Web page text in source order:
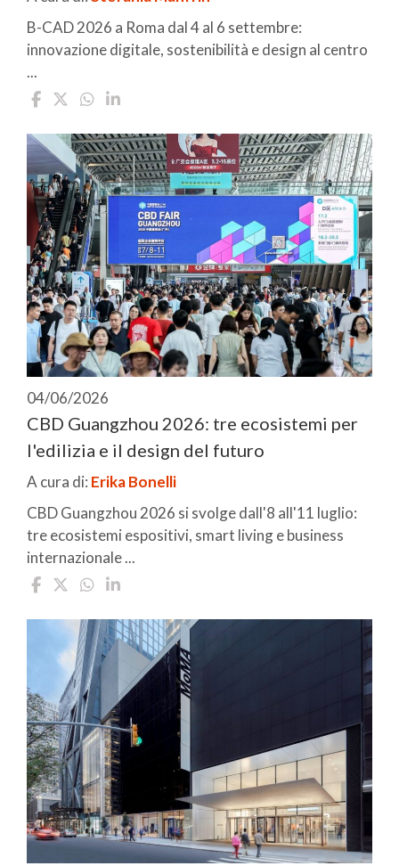
B-CAD 2026 a Roma dal 4 al 6 settembre:
innovazione digitale, sostenibilità e design al centro
...
04/06/2026
CBD Guangzhou 2026: tre ecosistemi per
l'edilizia e il design del futuro
A cura di: Erika Bonelli
CBD Guangzhou 2026 si svolge dall'8 all'11 luglio:
tre ecosistemi espositivi, smart living e business
internazionale ...